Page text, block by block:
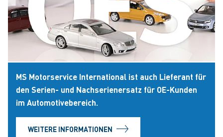
MS Motorservice International ist auch Lieferant für
den Serien- und Nachserienersatz für OE-Kunden
im Automotivebereich.
WEITERE INFORMATIONEN